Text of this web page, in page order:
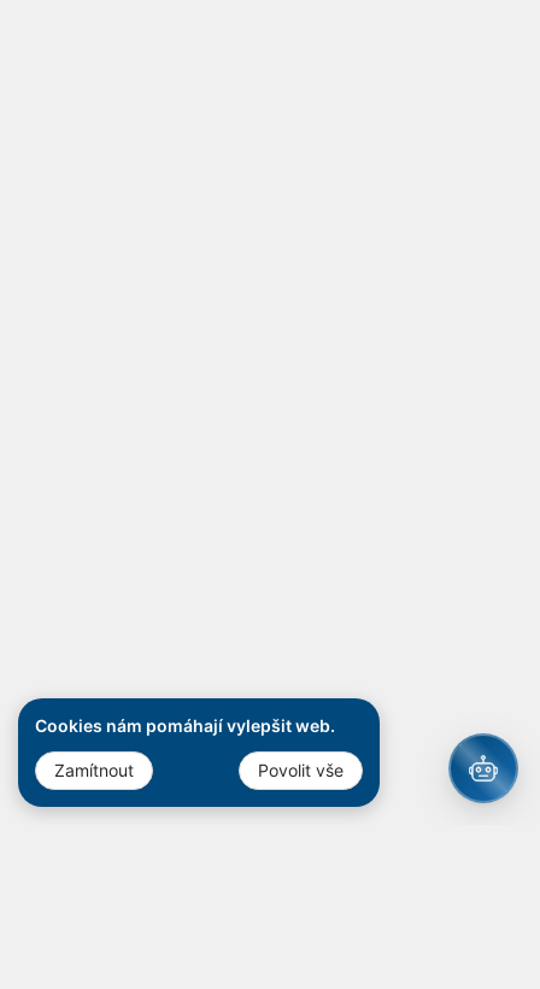
Cookies nám pomáhají vylepšit web.
Zamítnout Povolit vše